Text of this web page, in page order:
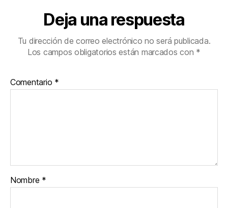
Deja una respuesta
Tu dirección de correo electrónico no será publicada.
Los campos obligatorios están marcados con *
Comentario *
Nombre *